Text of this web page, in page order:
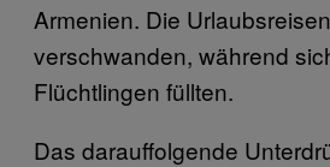
Armenien. Die
verschwanden, während
Flüchtlingen füllten.
Das darauffolgende